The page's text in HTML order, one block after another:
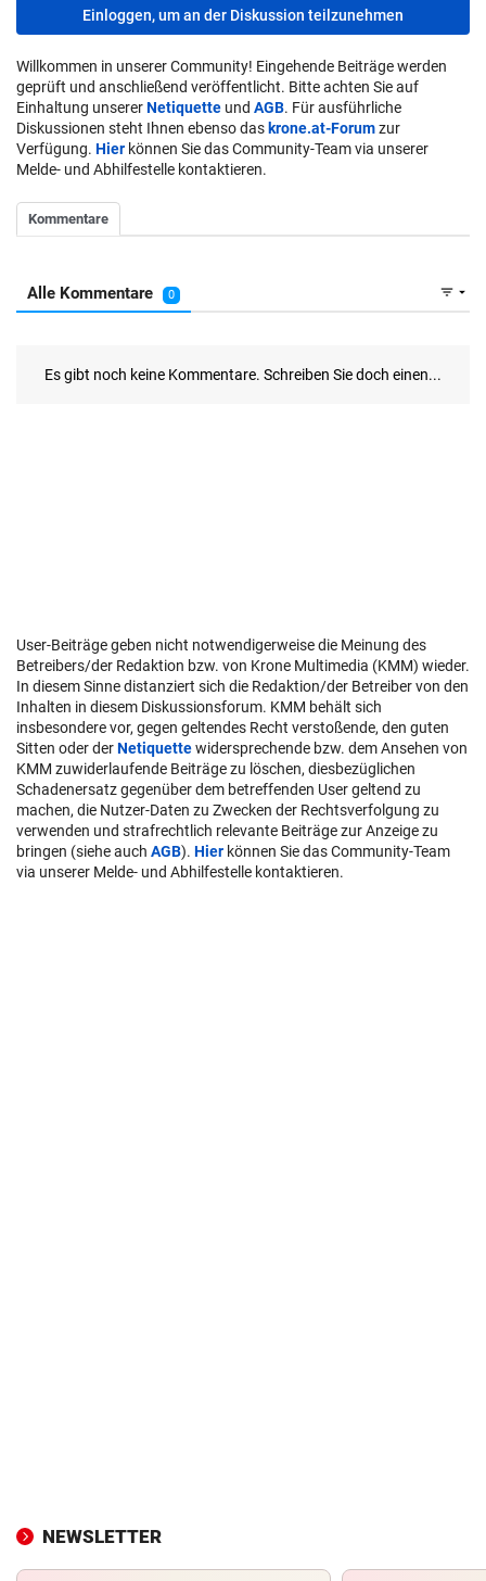
Einloggen, um an der Diskussion teilzunehmen
Willkommen in unserer Community! Eingehende Beiträge werden
geprüft und anschließend veröffentlicht. Bitte achten Sie auf
Einhaltung unsererNetiquette und AGB. Für ausführliche
Diskussionen steht Ihnen ebenso das krone.at-Forumzur
Verfügung. Hier können Sie das Community-Team via unserer
Melde- und Abhilfestelle kontaktieren.
User-Beiträge geben nicht notwendigerweise die Meinung des
Betreibers/der Redaktion bzw. von Krone Multimedia (KMM) wieder.
In diesem Sinne distanziert sich die Redaktion/der Betreiber von den
Inhalten in diesem Diskussionsforum. KMM behält sich
insbesondere vor, gegen geltendes Recht verstoßende, den guten
Sitten oder derNetiquettewidersprechende bzw. dem Ansehen von
KMM zuwiderlaufende Beiträge zu löschen, diesbezüglichen
Schadenersatz gegenüber dem betreffenden User geltend zu
machen, die Nutzer-Daten zu Zwecken der Rechtsverfolgung zu
verwenden und strafrechtlich relevante Beiträge zur Anzeige zu
bringen (siehe auch AGB). Hier können Sie das Community-Team
via unserer Melde- und Abhilfestelle kontaktieren.
NEWSLETTER